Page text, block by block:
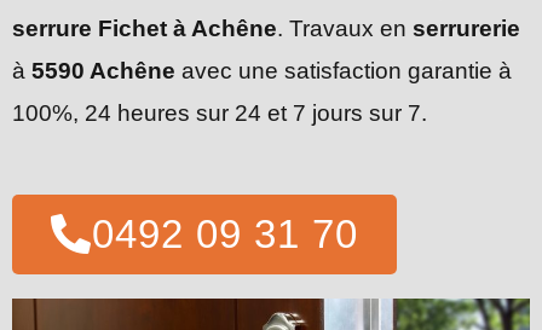
serrure Fichet à Achêne. Travaux en serrurerie
à 5590 Achêne avec une satisfaction garantie à
100%, 24 heures sur 24 et 7 jours sur 7.
0492 09 31 70